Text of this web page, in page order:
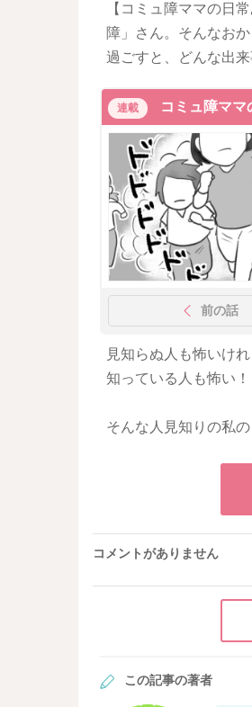
【コミュ障ママの日
障」さん。そんなお
過ごすと、どんな出
連載 コミュ障ママ
前の話
見知らぬ人も怖いけれ
知っている人も怖い！
そんな人見知りの私
コメントがありません
この記事の著者